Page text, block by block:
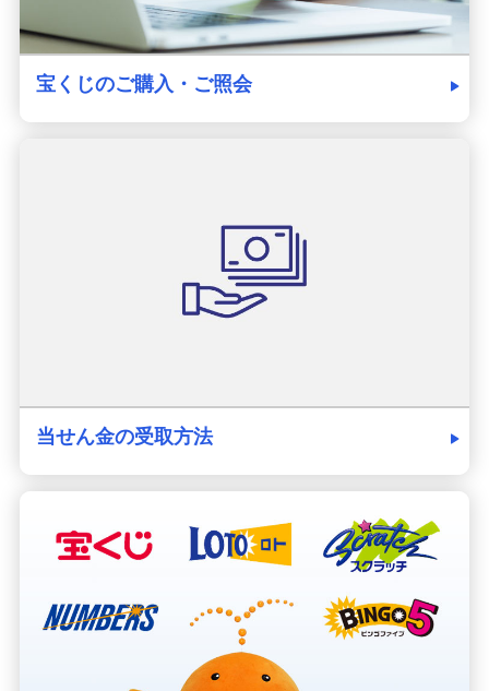
宝くじのご購入・ご照会
当せん金の受取方法